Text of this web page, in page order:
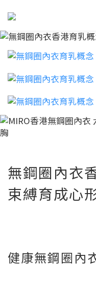
無鋼圈內衣
束縛育成心
健康無鋼圈內